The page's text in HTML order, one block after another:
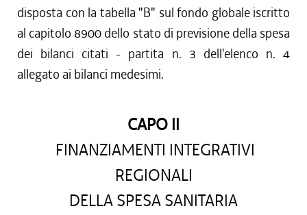
disposta con la tabella "B" sul fondo globale iscritto
al capitolo 8900 dello stato di previsione della spesa
dei bilanci citati - partita n. 3 dell'elenco n. 4
allegato ai bilanci medesimi.
CAPO II
FINANZIAMENTI INTEGRATIVI
REGIONALI
DELLA SPESA SANITARIA